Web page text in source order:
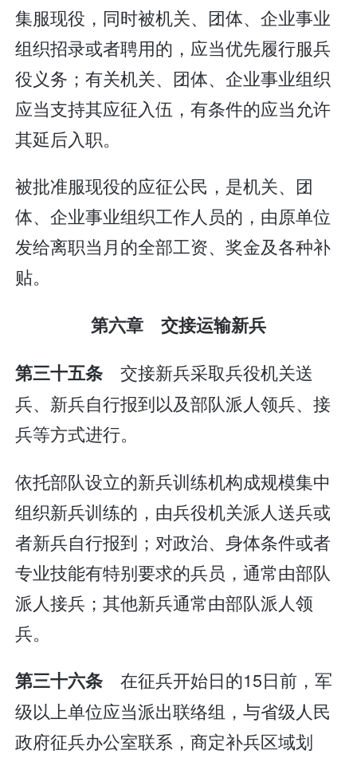
集服现役，同时被机关、团体、企业事业
组织招录或者聘用的，应当优先履行服兵
役义务；有关机关、团体、企业事业组织
应当支持其应征入伍，有条件的应当允许
其延后入职。
被批准服现役的应征公民，是机关、团
体、企业事业组织工作人员的，由原单位
发给离职当月的全部工资、奖金及各种补
贴。
第六章 交接运输新兵
第三十五条 交接新兵采取兵役机关送
兵、新兵自行报到以及部队派人领兵、接
兵等方式进行。
依托部队设立的新兵训练机构成规模集中
组织新兵训练的，由兵役机关派人送兵或
者新兵自行报到；对政治、身体条件或者
专业技能有特别要求的兵员，通常由部队
派人接兵；其他新兵通常由部队派人领
兵。
第三十六条 在征兵开始日的15日前，军
级以上单位应当派出联络组，与省级人民
政府征兵办公室联系，商定补兵区域划